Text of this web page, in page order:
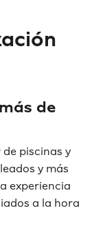
de
piscinas y
y más
experiencia
a la hora